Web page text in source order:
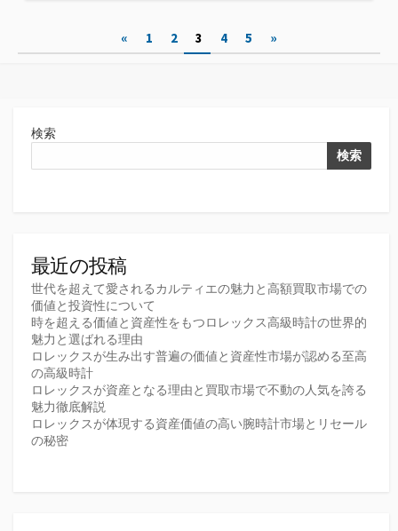
ー
ペ
り
« 1 2 3 4 5 »
検索
検索
最近の投稿
世代を超えて愛されるカルティエの魅力と高額買取市場での
価値と投資性について
時を超える価値と資産性をもつロレックス高級時計の世界的
魅力と選ばれる理由
ロレックスが生み出す普遍の価値と資産性市場が認める至高
の高級時計
ロレックスが資産となる理由と買取市場で不動の人気を誇る
魅力徹底解説
ロレックスが体現する資産価値の高い腕時計市場とリセール
の秘密